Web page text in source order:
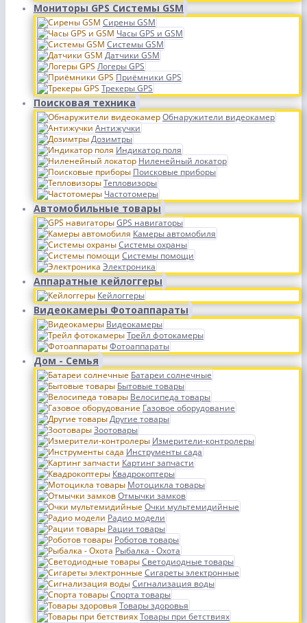
Мониторы GPS Системы GSM
Сирены GSM
Часы GPS и GSM
Системы GSM
Датчики GSM
Логеры GPS
Приёмники GPS
Трекеры GPS
Поисковая техника
Обнаружители видеокамер
Антижучки
Дозимтры
Индикатор поля
Ниленейный локатор
Поисковые приборы
Тепловизоры
Частотомеры
Автомобильные товары
GPS навигаторы
Камеры автомобиля
Системы охраны
Системы помощи
Электроника
Аппаратные кейлоггеры
Кейлоггеры
Видеокамеры Фотоаппараты
Видеокамеры
Трейл фотокамеры
Фотоаппараты
Дом - Семья
Батареи солнечные
Бытовые товары
Велосипеда товары
Газовое оборудование
Другие товары
Зоотовары
Измерители-контролеры
Инструменты сада
Картинг запчасти
Квадрокоптеры
Мотоцикла товары
Отмычки замков
Очки мультемидийные
Радио модели
Рации товары
Роботов товары
Рыбалка - Охота
Светодиодные товары
Сигареты электронные
Сигнализация воды
Спорта товары
Товары здоровья
Товары при бетствиях